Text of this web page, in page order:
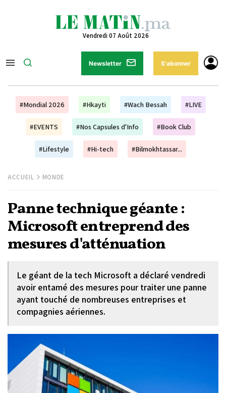
Vendredi 07 Août 2026
Newsletter S'abonner
#Mondial 2026 #Hkayti #Wach Bessah #LIVE
#EVENTS #Nos Capsules d'Info #Book Club
#Lifestyle #Hi-tech #Bilmokhtassar...
ACCUEIL MONDE
Panne technique géante :
Microsoft entreprend des
mesures d'atténuation
Le géant de la tech Microsoft a déclaré vendredi
avoir entamé des mesures pour traiter une panne
ayant touché de nombreuses entreprises et
compagnies aériennes.